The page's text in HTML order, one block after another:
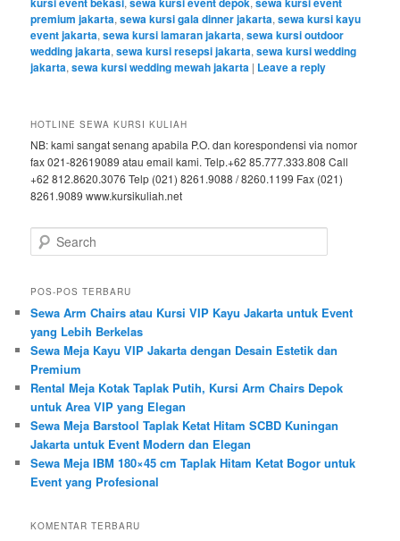
premium jakarta,sewa kursi gala dinner jakarta,sewa kursi kayu
event jakarta,sewa kursi lamaran jakarta,sewa kursi outdoor
wedding jakarta,sewa kursi resepsi jakarta,sewa kursi wedding
jakarta,sewa kursi wedding mewah jakarta | Leave a reply
HOTLINE SEWA KURSI KULIAH
NB: kami sangat senang apabila P.O. dan korespondensi via nomor
fax 021-82619089 atau email kami. Telp.+62 85.777.333.808 Call
+62 812.8620.3076 Telp (021) 8261.9088 / 8260.1199 Fax (021)
8261.9089 www.kursikuliah.net
Search
POS-POS TERBARU
Sewa Arm Chairs atau Kursi VIP Kayu Jakarta untuk Event
yang Lebih Berkelas
Sewa Meja Kayu VIP Jakarta dengan Desain Estetik dan
Premium
Rental Meja Kotak Taplak Putih, Kursi Arm Chairs Depok
untuk Area VIP yang Elegan
Sewa Meja Barstool Taplak Ketat Hitam SCBD Kuningan
Jakarta untuk Event Modern dan Elegan
Sewa Meja IBM 180×45 cm Taplak Hitam Ketat Bogor untuk
Event yang Profesional
KOMENTAR TERBARU